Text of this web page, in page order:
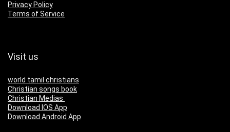
Privacy Policy
Terms of Service
Visit us
world tamil christians
Christian songs book
Christian Medias
Download IOS App
Download Android App